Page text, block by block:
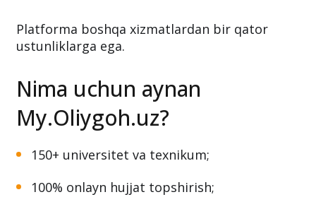
Platforma boshqa xizmatlardan bir qator
ustunliklarga ega.
Nima uchun aynan
My.Oliygoh.uz?
150+ universitet va texnikum;
100% onlayn hujjat topshirish;